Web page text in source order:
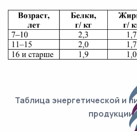
Таблица энергетической и
продукции